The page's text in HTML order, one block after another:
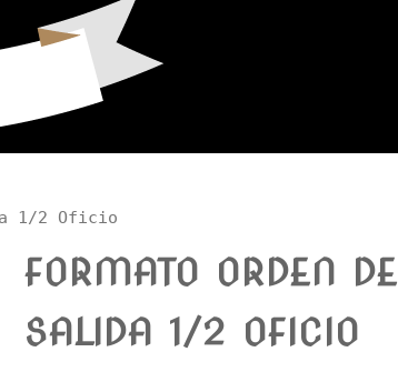
1/2 Oficio
FORMATO ORDEN DE
SALIDA 1/2 OFICIO